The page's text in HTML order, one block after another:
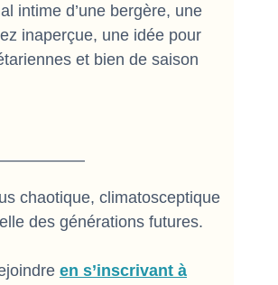
intime d’une bergère, une
inaperçue, une idée pour
et bien de saison
chaotique, climatosceptique
des générations futures.
en s’inscrivant à